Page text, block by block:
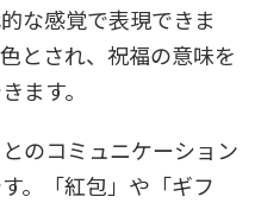
な感覚で表現できま
とされ、祝福の意味を
ます。
のコミュニケーション
。「紅包」や「ギフ